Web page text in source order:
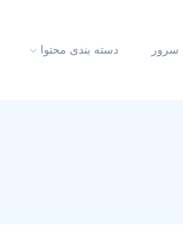
سرور دسته بندی محتوا